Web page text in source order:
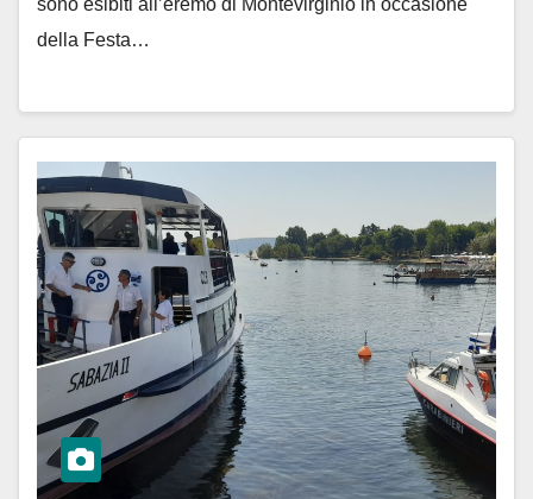
della Festa…